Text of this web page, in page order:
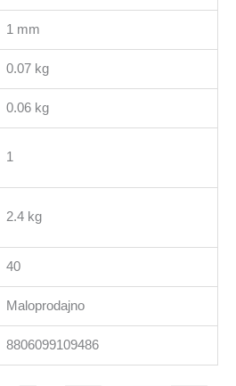
1 mm
0.07 kg
0.06 kg
1
2.4 kg
40
Maloprodajno
8806099109486